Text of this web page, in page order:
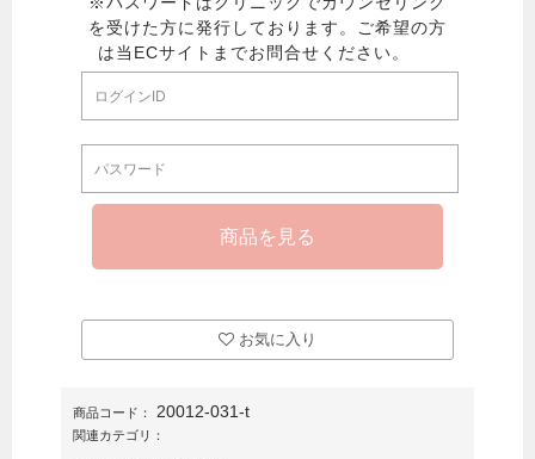
お気に入り
商品コード： 20012-031-t
関連カテゴリ：